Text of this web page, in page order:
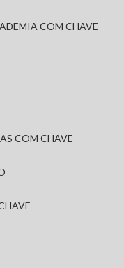
COM CHAVE
COM CHAVE